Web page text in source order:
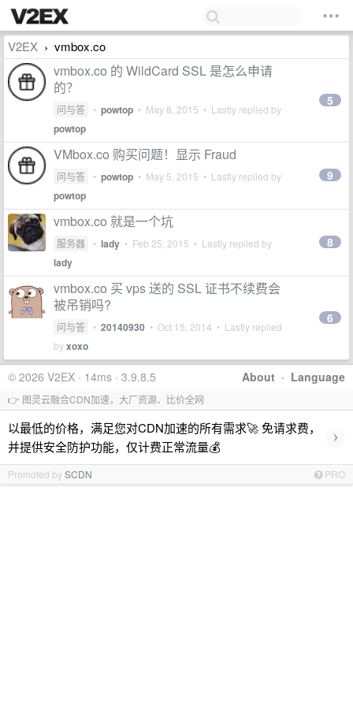
V2EX › vmbox.co
vmbox.co 的 WildCard SSL 是怎么申请
的？
问与答 • powtop • May 8, 2015 • Lastly replied by
powtop
5
VMbox.co 购买问题！显示 Fraud
问与答 • powtop • May 5, 2015 • Lastly replied by
powtop
9
vmbox.co 就是一个坑
服务器 • lady • Feb 25, 2015 • Lastly replied by
lady
8
vmbox.co 买 vps 送的 SSL 证书不续费会
被吊销吗?
问与答 • 20140930 • Oct 15, 2014 • Lastly replied
byxoxo
6
About · Language
© 2026 V2EX · 14ms · 3.9.8.5
👉 图灵云融合CDN加速，大厂资源、比价全网
以最低的价格，满足您对CDN加速的所有需求🚀 免请求费，
并提供安全防护功能，仅计费正常流量💰
›
Promoted bySCDN PRO